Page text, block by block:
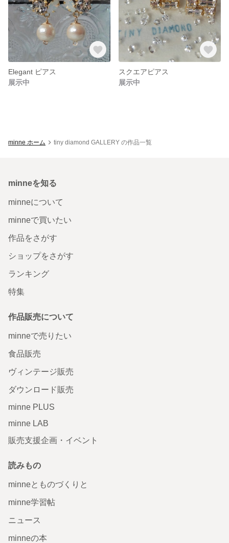
Elegant ピアス
展示中
スクエアピアス
展示中
minne ホーム tiny diamond GALLERY の作品一覧
minneを知る
minneについて
minneで買いたい
作品をさがす
ショップをさがす
ランキング
特集
作品販売について
minneで売りたい
食品販売
ヴィンテージ販売
ダウンロード販売
minne PLUS
minne LAB
販売支援企画・イベント
読みもの
minneとものづくりと
minne学習帖
ニュース
minneの本